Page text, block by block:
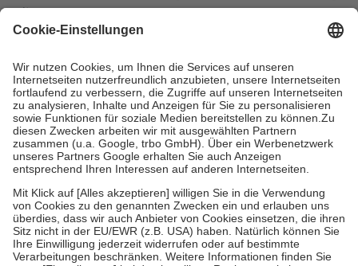
mit.
Grundsätzlich leisten Mitglieder Zuzahlungen in Höhe von zehn
höchstens zehn Euro.
Es sind jedoch nie mehr als die tatsächlichen
Kosten der Leistung zu entrichten.
Diese Regeln gelten grundsätzlich auch für Online-Apotheken.
Bei Heilmitteln und häuslicher Krankenpflege beträgt die
Zuzahlung zehn Prozent der Kosten sowie zehn Euro je
Verordnung.
Um das Engagement der Versicherten für ihre eigene Gesundheit zu
stärken und die besondere Stellung der Familie zu unterstützen,
fallenkeine Zuzahlungenan bei:
• Kindern und Jugendlichen bis zum vollendeten 18. Lebensjahr
mit Ausnahme der Fahrkosten
• Untersuchungen zur Vorsorge und Früherkennung, die von der
GKV getragen werden